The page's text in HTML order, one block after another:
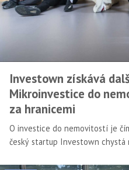
Investown získává
Mikroinvestice do
za hranicemi
O investice do nemovitostí je
český startup Investown chystá